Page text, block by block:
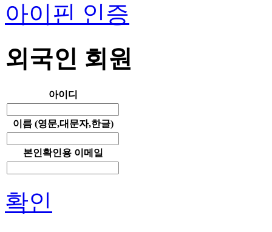
아이핀 인증
외국인 회원
아이디
이름 (영문,대문자,한글)
본인확인용 이메일
확인